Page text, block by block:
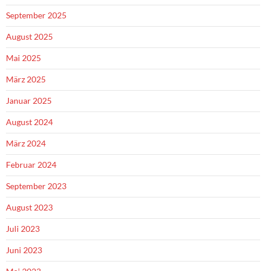
September 2025
August 2025
Mai 2025
März 2025
Januar 2025
August 2024
März 2024
Februar 2024
September 2023
August 2023
Juli 2023
Juni 2023